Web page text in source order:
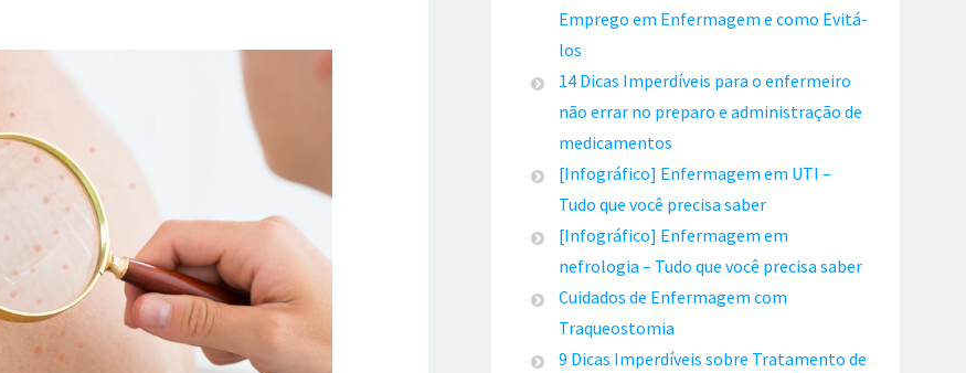
Emprego em Enfermagem e como Evitá-
los
14 Dicas Imperdíveis para o enfermeiro
não errar no preparo e administração de
medicamentos
[Infográfico] Enfermagem em UTI –
Tudo que você precisa saber
[Infográfico] Enfermagem em
nefrologia – Tudo que você precisa saber
Cuidados de Enfermagem com
Traqueostomia
9 Dicas Imperdíveis sobre Tratamento de